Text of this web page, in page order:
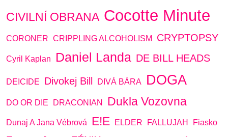
CIVILNÍ OBRANA Cocotte Minute
CORONER CRIPPLING ALCOHOLISM CRYPTOPSY
Cyril Kaplan Daniel Landa DE BILL HEADS
DEICIDE Divokej Bill DIVÁ BÁRA DOGA
DO OR DIE DRACONIAN Dukla Vozovna
Dunaj A Jana Vébrová E!E ELDER FALLUJAH Fiasko